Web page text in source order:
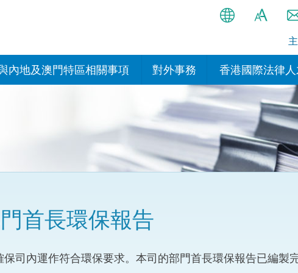
简
EN
Bahasa
हिन्दी (印度語)
नेपाली (尼泊爾語)
اردو (烏爾都語)
A
A
內地及澳門特區相關事項
香港與內地相互認可和執行民
商事案件判決的安排
於建立更緊密經貿關係的安
內地有關的項目及合作安排
澳門特區的安排
對外事務
國際政府機構在香港設立辦事
處或運作
多邊協定
其他協定
香港國際法律
我們的學院
我們的專家委
我們的辦公室
我們的培訓課
首長環保報告
司內運作符合環保要求。本司的部門首長環保報告已編製完